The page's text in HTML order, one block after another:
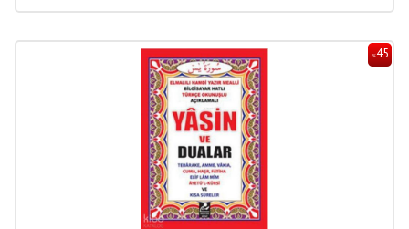
%45